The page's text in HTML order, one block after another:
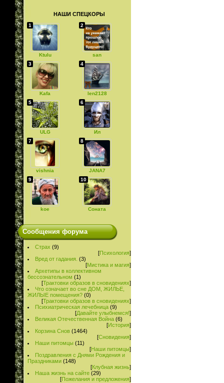
НАШИ СПЕЦКОРЫ
Ktulu
1
san
2
Kafa
3
len2128
4
ULG
5
Ил
6
vishnia
7
JANA7
8
koe
9
Соната
10
Сообщения форума
Страх (9)
[Психология]
Вред от гадания. (3)
[Мистика и магия]
Архетипы в коллективном
бессознательном (1)
[Трактовки образов в сновидениях]
Что означает во сне ДОМ, ЖИЛЬЕ,
ЖИЛЫЕ помещения? (0)
[Трактовки образов в сновидениях]
Психиатрическая лечебница (9)
[Давайте улыбнемся!]
Великая Отечественная Война (6)
[История]
Корзина Снов (1464)
[Сновидения]
Наши питомцы (11)
[Наши питомцы]
Поздравления с Днями Рождения и
Праздниками (148)
[Клубная жизнь]
Наша жизнь на сайте (29)
[Пожелания и предложения]